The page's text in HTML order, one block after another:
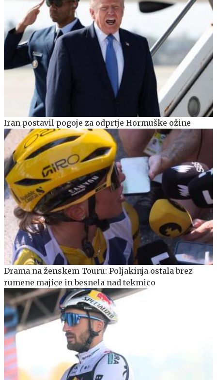
Iran postavil pogoje za odprtje Hormuške ožine
Drama na ženskem Touru: Poljakinja ostala brez
rumene majice in besnela nad tekmico